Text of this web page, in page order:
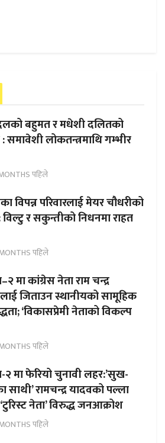
बहुमत र मधेशी दलितको
: समावेशी लोकतन्त्रमाथि गम्भीर
पहिले
विपन्न परिवारलाई मेयर चौधरीको
र सकुन्तीको निधनमा राहत
पहिले
मा कांग्रेस नेता राम चन्द्र
जिताउन स्थानीयको सामूहिक
‘विकासप्रेमी नेताको विकल्प
पहिले
२ मा फेरियो चुनावी लहर:’सुख-
साथी’ रामचन्द्र यादवको पल्ला
नेता’ विरुद्ध जनआक्रोश
पहिले